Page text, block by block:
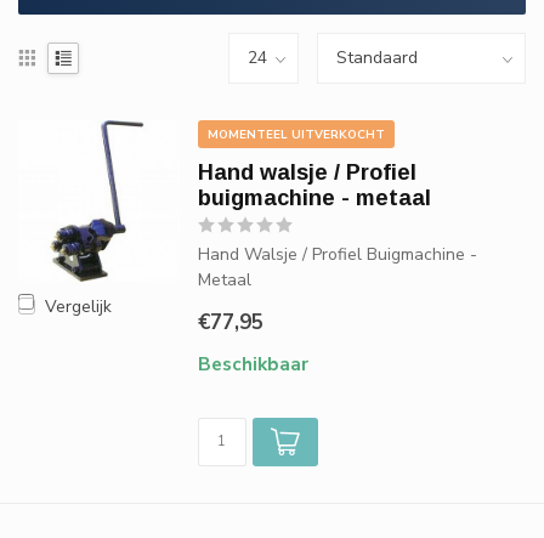
Vergelijk
MOMENTEEL UITVERKOCHT
Hand walsje / Profiel
buigmachine - metaal
Hand Walsje / Profiel Buigmachine -
Metaal
€77,95
Beschikbaar